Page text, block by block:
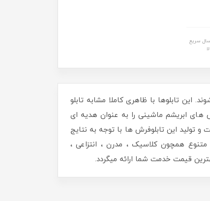
سریع
این تابلوها با ظاهری کاملا مشابه تابلو
ابریشم ماشینی را به عنوان هدیه ای
تولید این تابلوفرش ها با توجه به نتایج
متنوع همچون کلاسیک ، مدرن ، انتزاعی ،
قیمت خدمت شما ارائه میگردد.